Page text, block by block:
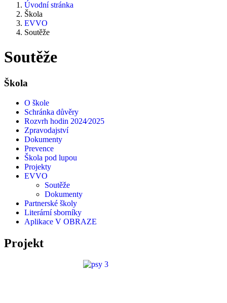
Úvodní stránka
Škola
EVVO
Soutěže
Soutěže
Škola
O škole
Schránka důvěry
Rozvrh hodin 2024⁄2025
Zpravodajství
Dokumenty
Prevence
Škola pod lupou
Projekty
EVVO
Soutěže
Dokumenty
Partnerské školy
Literární sborníky
Aplikace V OBRAZE
Projekt